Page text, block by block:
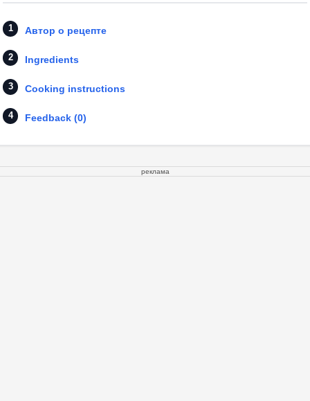
Автор о рецепте
Ingredients
Cooking instructions
Feedback (0)
реклама